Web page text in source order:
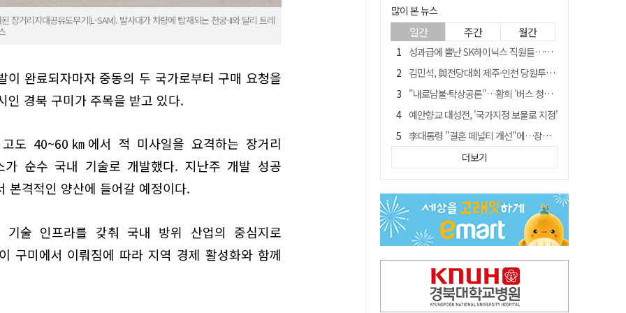
장거리지대공유도무기(L-SAM). 발사대가 차량에 탑재되는 천궁-II와 달리 트레
이 완료되자마자 중동의 두 국가로부터 구매 요청을
인 경북 구미가 주목을 받고 있다.
도 40~60㎞에서 적 미사일을 요격하는 장거리
가 순수 국내 기술로 개발했다. 지난주 개발 성공
본격적인 양산에 들어갈 예정이다.
술 인프라를 갖춰 국내 방위 산업의 중심지로
구미에서 이뤄짐에 따라 지역 경제 활성화와 함께
많이 본 뉴스
일간 주간 월간
성과급에 뿔난 SK하이닉스 직원들…3500명 모여 '새 노조' 만든다
김민석, 與전당대회 제주·인천 당원투표서 승리…누적 득표는 '초박빙'
"내로남불·탁상공론"…황희 '버스 청년주택' 제안에 與 내부서도 쓴소리
예안향교 대성전, '국가지정 보물로 지정'
李대통령 "결혼 페널티 개선"에…장동혁 "그 페널티 만든 게 이 정권"
블룸버그 "SK하이닉스, 中 패키징공장 지분매각 등 검토"
트럼프 만난 손현보 목사…"현재 자유대한민국 여러 면에서 어려움"
"아버지 외출한 사이"…흉기로 40대母 살해한 고교 자퇴생, 구속 기로에
서울 면목동서 60대 남성 2명 흉기에 숨져…지인 관계로 추정
더보기